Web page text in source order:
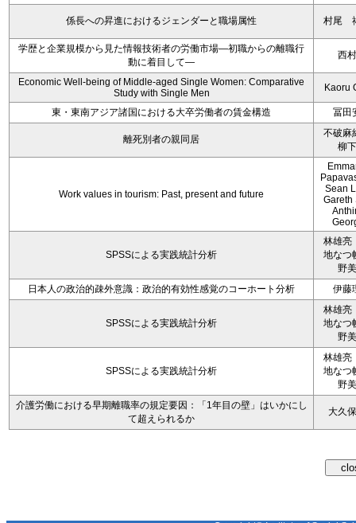
係長への昇進におけるジェンダーと職場属性 村尾
学歴と企業規模から見た情報技術者の労働市場―初職からの離職行
動に着目して―
西
Economic Well-being of Middle-aged Single Women: Comparative
Study with Single Men
Kaoru
東・東南アジア諸国における大卒労働者の賃金構造 冨田
離死別者の親同居
不破麻
柳
Work values in tourism: Past, present and future
Sean
Gareth
SPSSによる実践統計分析
林雄亮
地なつ
野
日本人の政治的疎外意識：政治的有効性感覚のコーホート分析
伊藤
SPSSによる実践統計分析
林雄亮
地なつ
野
SPSSによる実践統計分析
林雄亮
地なつ
野
介護労働における早期離職率の規定要因：「1年目の壁」はいかにし
て超えられるか
大久